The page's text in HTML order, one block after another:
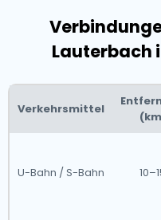
Lauterbach
Verkehrsmittel
U-Bahn / S-Bahn